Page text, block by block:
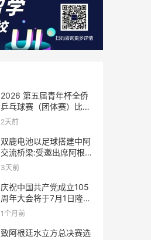
2026 第五届青年杯全侨
乒乓球赛（团体赛）比赛
规则
2天前
双鹿电池以足球搭建中阿
交流桥梁:受邀出席阿根廷
足协赞助商招待会！
3天前
庆祝中国共产党成立105
周年大会将于7月1日隆重
举行
1个月前
致阿根廷水立方总决赛选